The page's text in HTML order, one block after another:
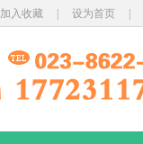
加入收藏 设为首页